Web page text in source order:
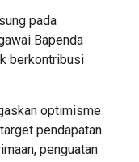
pada
Bapenda
berkontribusi
optimisme
pendapatan
penguatan